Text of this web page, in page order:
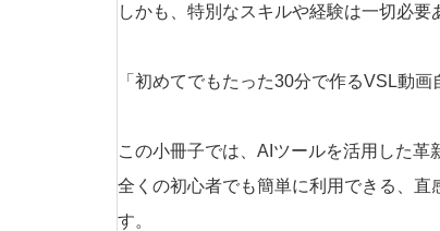
しかも、特別なスキルや経験は一切必要
「初めてでもたった30分で作るVSL動画
この小冊子では、AIツールを活用した革
全くの初心者でも簡単に利用できる、直
す。